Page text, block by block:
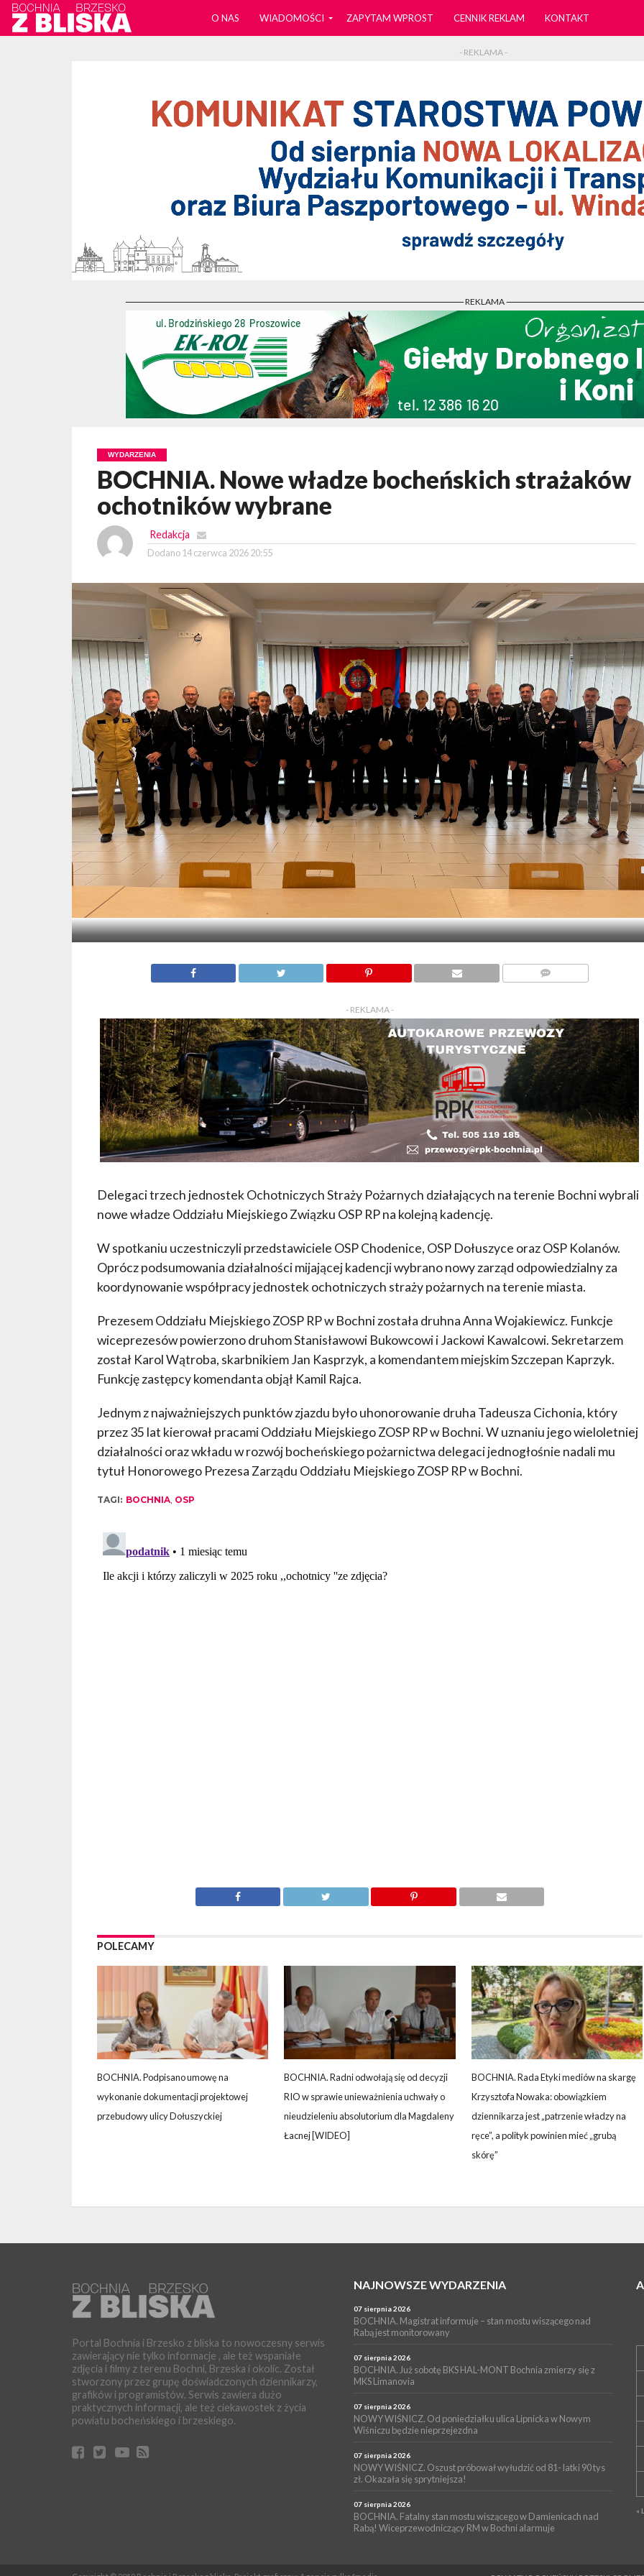
O NAS WIADOMOŚCI ZAPYTAM WPROST CENNIK REKLAM KONTAKT
- REKLAMA -
- REKLAMA -
WYDARZENIA
BOCHNIA. Nowe władze bocheńskich strażaków
ochotników wybrane
Redakcja
Dodano 14 czerwca 2026 20:55
- REKLAMA -
Delegaci trzech jednostek Ochotniczych Straży Pożarnych działających na terenie Bochni wybrali
nowe władze Oddziału Miejskiego Związku OSP RP na kolejną kadencję.
W spotkaniu uczestniczyli przedstawiciele OSP Chodenice, OSP Dołuszyce oraz OSP Kolanów.
Oprócz podsumowania działalności mijającej kadencji wybrano nowy zarząd odpowiedzialny za
koordynowanie współpracy jednostek ochotniczych straży pożarnych na terenie miasta.
Prezesem Oddziału Miejskiego ZOSP RP w Bochni została druhna Anna Wojakiewicz. Funkcje
wiceprezesów powierzono druhom Stanisławowi Bukowcowi i Jackowi Kawalcowi. Sekretarzem
został Karol Wątroba, skarbnikiem Jan Kasprzyk, a komendantem miejskim Szczepan Kaprzyk.
Funkcję zastępcy komendanta objął Kamil Rajca.
Jednym z najważniejszych punktów zjazdu było uhonorowanie druha Tadeusza Cichonia, który
przez 35 lat kierował pracami Oddziału Miejskiego ZOSP RP w Bochni. W uznaniu jego wieloletniej
działalności oraz wkładu w rozwój bocheńskiego pożarnictwa delegaci jednogłośnie nadali mu
tytuł Honorowego Prezesa Zarządu Oddziału Miejskiego ZOSP RP w Bochni.
TAGI: BOCHNIA, OSP
POLECAMY
BOCHNIA. Podpisano umowę na
wykonanie dokumentacji projektowej
przebudowy ulicy Dołuszyckiej
BOCHNIA. Radni odwołają się od decyzji
RIO w sprawie unieważnienia uchwały o
nieudzieleniu absolutorium dla Magdaleny
Łacnej [WIDEO]
BOCHNIA. Rada Etyki mediów na skargę
Krzysztofa Nowaka: obowiązkiem
dziennikarza jest „patrzenie władzy na
ręce”, a polityk powinien mieć „grubą
skórę”
Portal Bochnia i Brzesko z bliska to nowoczesny serwis
zawierający nie tylko informacje , ale też wspaniałe
zdjęcia i filmy z terenu Bochni, Brzeska i okolic. Został
stworzony przez grupę doświadczonych dziennikarzy,
grafików i programistów. Serwis zawiera dużo
praktycznych informacji, ale też ciekawostek z życia
powiatu bocheńskiego i brzeskiego.
NAJNOWSZE WYDARZENIA
07 sierpnia 2026
BOCHNIA. Magistrat informuje – stan mostu wiszącego nad
Rabą jest monitorowany
07 sierpnia 2026
BOCHNIA. Już sobotę BKS HAL-MONT Bochnia zmierzy się z
MKS Limanovia
07 sierpnia 2026
NOWY WIŚNICZ. Od poniedziałku ulica Lipnicka w Nowym
Wiśniczu będzie nieprzejezdna
07 sierpnia 2026
NOWY WIŚNICZ. Oszust próbował wyłudzić od 81- latki 90 tys
zł. Okazała się sprytniejsza!
07 sierpnia 2026
BOCHNIA. Fatalny stan mostu wiszącego w Damienicach nad
Rabą! Wiceprzewodniczący RM w Bochni alarmuje
«